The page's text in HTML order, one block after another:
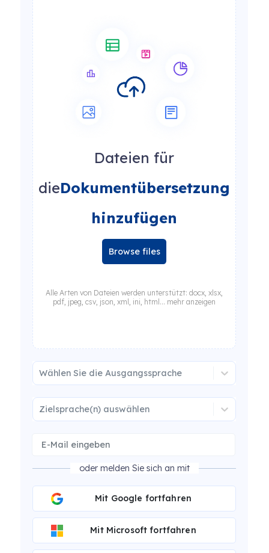
Dateien für
dieDokumentübersetzung
hinzufügen
Browse files
Alle Arten von Dateien werden unterstützt: docx, xlsx,
pdf, jpeg, csv, json, xml, ini, html... mehr anzeigen
Wählen Sie die Ausgangssprache
Zielsprache(n) auswählen
oder melden Sie sich an mit
Mit Google fortfahren
Mit Microsoft fortfahren